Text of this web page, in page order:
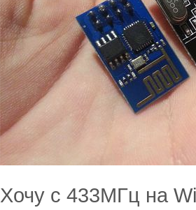
Хочу с 433МГц на